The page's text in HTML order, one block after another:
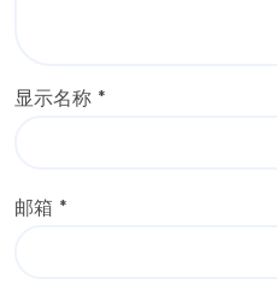
显示名称 *
邮箱 *